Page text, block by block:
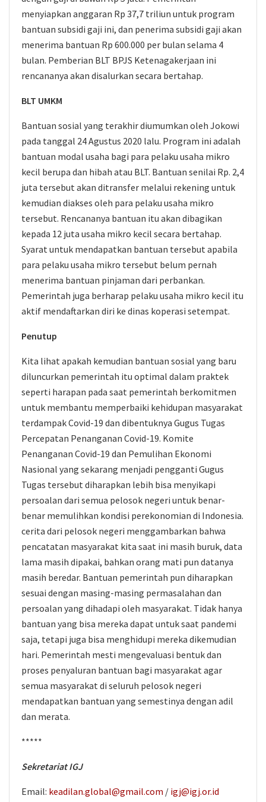
menyiapkan anggaran Rp 37,7 triliun untuk program
bantuan subsidi gaji ini, dan penerima subsidi gaji akan
menerima bantuan Rp 600.000 per bulan selama 4
bulan. Pemberian BLT BPJS Ketenagakerjaan ini
rencananya akan disalurkan secara bertahap.
BLT UMKM
Bantuan sosial yang terakhir diumumkan oleh Jokowi
pada tanggal 24 Agustus 2020 lalu. Program ini adalah
bantuan modal usaha bagi para pelaku usaha mikro
kecil berupa dan hibah atau BLT. Bantuan senilai Rp. 2,4
juta tersebut akan ditransfer melalui rekening untuk
kemudian diakses oleh para pelaku usaha mikro
tersebut. Rencananya bantuan itu akan dibagikan
kepada 12 juta usaha mikro kecil secara bertahap.
Syarat untuk mendapatkan bantuan tersebut apabila
para pelaku usaha mikro tersebut belum pernah
menerima bantuan pinjaman dari perbankan.
Pemerintah juga berharap pelaku usaha mikro kecil itu
aktif mendaftarkan diri ke dinas koperasi setempat.
Penutup
Kita lihat apakah kemudian bantuan sosial yang baru
diluncurkan pemerintah itu optimal dalam praktek
seperti harapan pada saat pemerintah berkomitmen
untuk membantu memperbaiki kehidupan masyarakat
terdampak Covid-19 dan dibentuknya Gugus Tugas
Percepatan Penanganan Covid-19. Komite
Penanganan Covid-19 dan Pemulihan Ekonomi
Nasional yang sekarang menjadi pengganti Gugus
Tugas tersebut diharapkan lebih bisa menyikapi
persoalan dari semua pelosok negeri untuk benar-
benar memulihkan kondisi perekonomian di Indonesia.
cerita dari pelosok negeri menggambarkan bahwa
pencatatan masyarakat kita saat ini masih buruk, data
lama masih dipakai, bahkan orang mati pun datanya
masih beredar. Bantuan pemerintah pun diharapkan
sesuai dengan masing-masing permasalahan dan
persoalan yang dihadapi oleh masyarakat. Tidak hanya
bantuan yang bisa mereka dapat untuk saat pandemi
saja, tetapi juga bisa menghidupi mereka dikemudian
hari. Pemerintah mesti mengevaluasi bentuk dan
proses penyaluran bantuan bagi masyarakat agar
semua masyarakat di seluruh pelosok negeri
mendapatkan bantuan yang semestinya dengan adil
dan merata.
*****
Sekretariat IGJ
Email: keadilan.global@gmail.com / igj@igj.or.id